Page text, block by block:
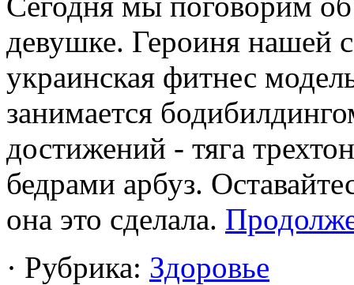
девушке. Героиня нашей
украинская фитнес
занимается
достижений - тяга
бедрами арбуз.
она это сделала.
· Рубрика: Здоровье